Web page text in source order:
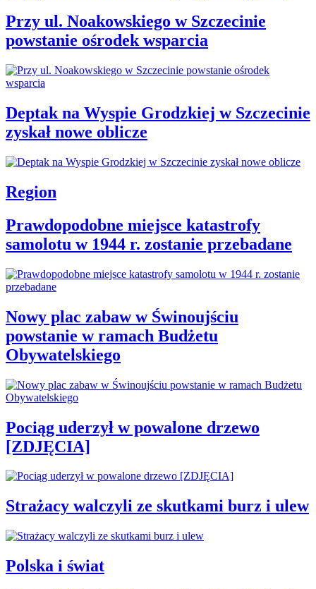
Przy ul. Noakowskiego w Szczecinie
powstanie ośrodek wsparcia
Deptak na Wyspie Grodzkiej w Szczecinie
zyskał nowe oblicze
Region
Prawdopodobne miejsce katastrofy
samolotu w 1944 r. zostanie przebadane
Nowy plac zabaw w Świnoujściu
powstanie w ramach Budżetu
Obywatelskiego
Pociąg uderzył w powalone drzewo
[ZDJĘCIA]
Strażacy walczyli ze skutkami burz i ulew
Polska i świat